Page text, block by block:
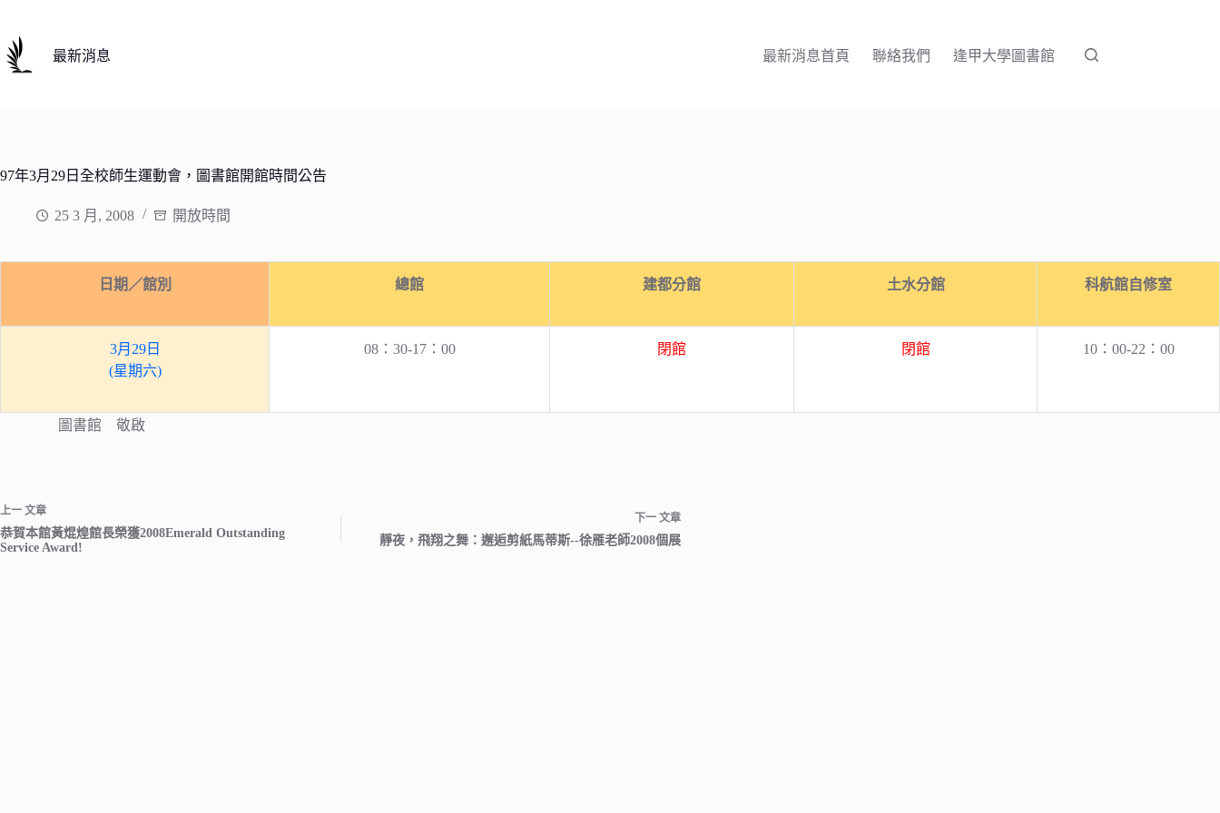
主
要
最新消息 最新消息首頁 聯絡我們 逢甲大學圖書館
97年3月29日全校師生運動會，圖書館開館時間公告
25 3 月, 2008 開放時間
日期／館別 總館 建都分館 土水分館 科航館自修室
3月29日
(星期六)
08：30-17：00 閉館 閉館 10：00-22：00
圖書館 敬啟
上一 文章
恭賀本館黃焜煌館長榮獲2008Emerald Outstanding
Service Award!
下一 文章
靜夜，飛翔之舞：邂逅剪紙馬蒂斯--徐雁老師2008個展